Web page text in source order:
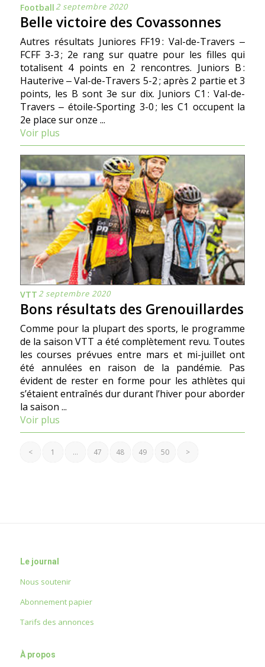
Football2 septembre 2020
Belle victoire des Covassonnes
Autres résultats Juniores FF19 : Val-de-Travers ‒
FCFF 3-3 ; 2e rang sur quatre pour les filles qui
totalisent 4 points en 2 rencontres. Juniors B :
Hauterive ‒ Val-de-Travers 5-2 ; après 2 partie et 3
points, les B sont 3e sur dix. Juniors C1 : Val-de-
Travers ‒ étoile-Sporting 3-0 ; les C1 occupent la
2e place sur onze ...
Voir plus
VTT2 septembre 2020
Bons résultats des Grenouillardes
Comme pour la plupart des sports, le programme
de la saison VTT a été complètement revu. Toutes
les courses prévues entre mars et mi-juillet ont
été annulées en raison de la pandémie. Pas
évident de rester en forme pour les athlètes qui
s’étaient entraînés dur durant l’hiver pour aborder
la saison ...
Voir plus
< 1 … 47 48 49 50 >
Le journal
Nous soutenir
Abonnement papier
Tarifs des annonces
À propos